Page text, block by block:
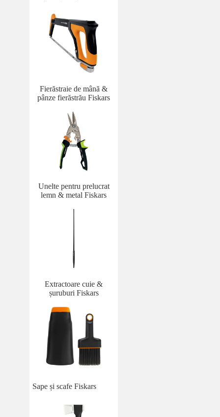
Fierăstraie de mână &
pânze fierăstrău Fiskars
Unelte pentru prelucrat
lemn & metal Fiskars
Extractoare cuie &
șuruburi Fiskars
Sape și scafe Fiskars